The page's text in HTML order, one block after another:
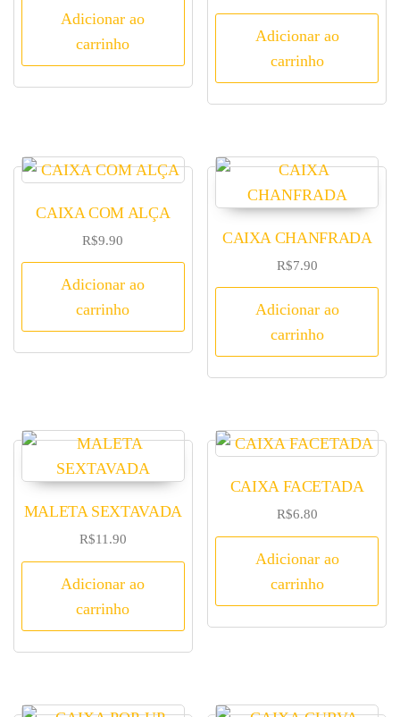
Adicionar ao
carrinho
Adicionar ao
carrinho
CAIXA COM ALÇA
R$9.90
Adicionar ao
carrinho
CAIXA CHANFRADA
R$7.90
Adicionar ao
carrinho
MALETA SEXTAVADA
R$11.90
Adicionar ao
carrinho
CAIXA FACETADA
R$6.80
Adicionar ao
carrinho